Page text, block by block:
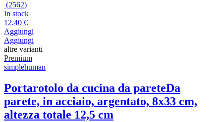
(2562)
In stock
12,40 €
Aggiungi
Aggiungi
altre varianti
Premium
simplehuman
Portarotolo da cucina da pareteDa
parete, in acciaio, argentato, 8x33 cm,
altezza totale 12,5 cm